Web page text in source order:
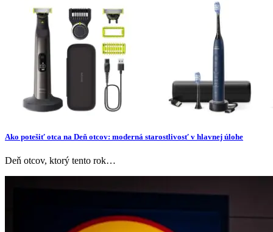
Ako potešiť otca na Deň otcov: moderná starostlivosť v hlavnej úlohe
Deň otcov, ktorý tento rok…